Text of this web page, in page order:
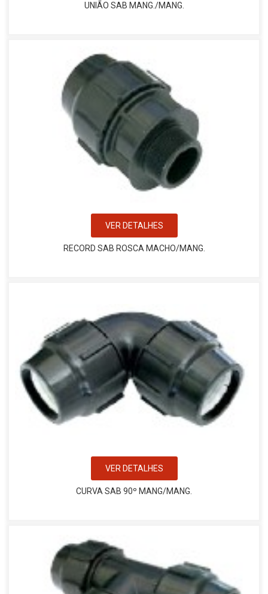
UNIÃO SAB MANG./MANG.
VER DETALHES
RECORD SAB ROSCA MACHO/MANG.
VER DETALHES
CURVA SAB 90º MANG/MANG.